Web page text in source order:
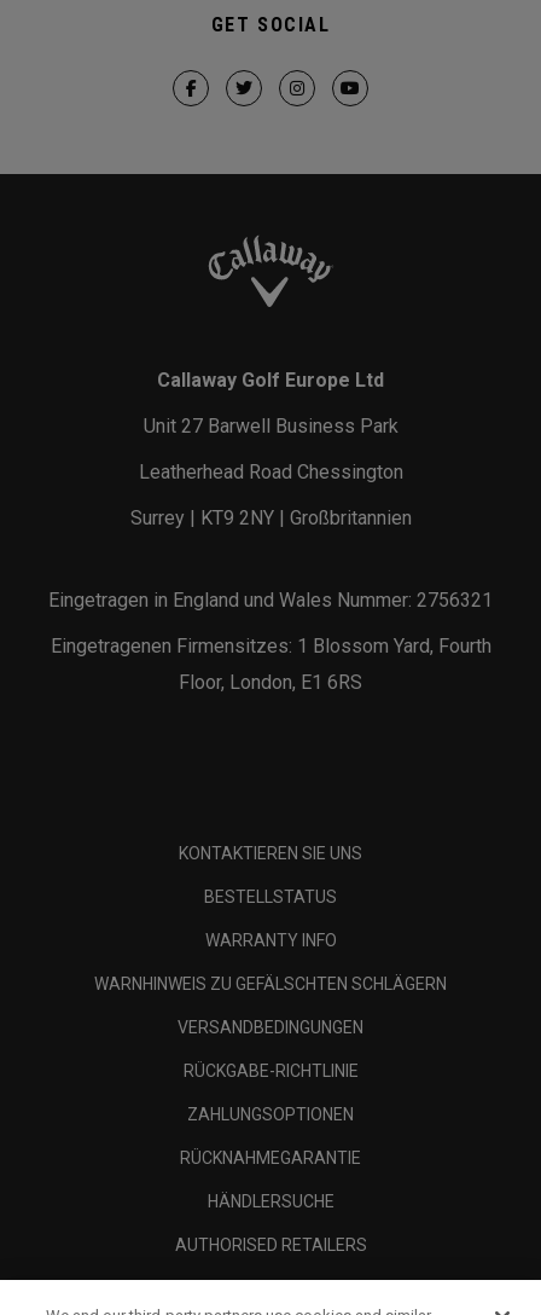
GET SOCIAL
Callaway Golf Europe Ltd
Unit 27 Barwell Business Park
Leatherhead Road Chessington
Surrey | KT9 2NY | Großbritannien
Eingetragen in England und Wales Nummer: 2756321
Eingetragenen Firmensitzes: 1 Blossom Yard, Fourth
Floor, London, E1 6RS
KONTAKTIEREN SIE UNS
BESTELLSTATUS
WARRANTY INFO
WARNHINWEIS ZU GEFÄLSCHTEN SCHLÄGERN
VERSANDBEDINGUNGEN
RÜCKGABE-RICHTLINIE
ZAHLUNGSOPTIONEN
RÜCKNAHMEGARANTIE
HÄNDLERSUCHE
AUTHORISED RETAILERS